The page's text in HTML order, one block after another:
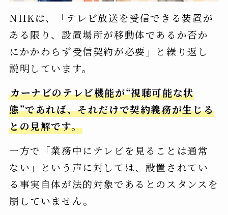
NHKは、「テレビ放送を受信できる装置が
ある限り、設置場所が移動体であるか否か
にかかわらず受信契約が必要」と繰り返し
説明しています。
カーナビのテレビ機能が“視聴可能な状
態”であれば、それだけで契約義務が生じる
との見解です。
一方で「業務中にテレビを見ることは通常
ない」という声に対しては、設置されてい
る事実自体が法的対象であるとのスタンスを
崩していません。